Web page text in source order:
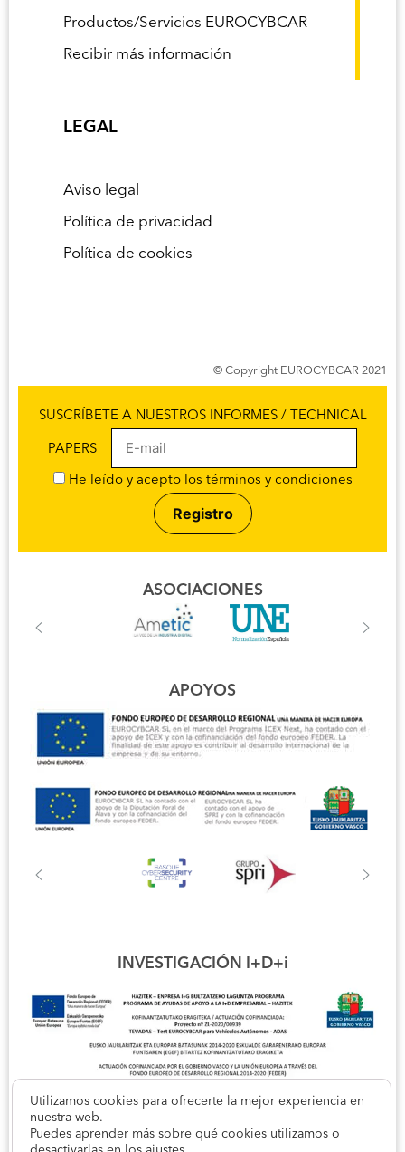
Productos/Servicios EUROCYBCAR
Recibir más información
LEGAL
Aviso legal
Política de privacidad
Política de cookies
© Copyright EUROCYBCAR 2021
SUSCRÍBETE A NUESTROS INFORMES / TECHNICAL
PAPERS
He leído y acepto los términos y condiciones
ASOCIACIONES
APOYOS
INVESTIGACIÓN I+D+i
Utilizamos cookies para ofrecerte la mejor experiencia en
nuestra web.
Puedes aprender más sobre qué cookies utilizamos o